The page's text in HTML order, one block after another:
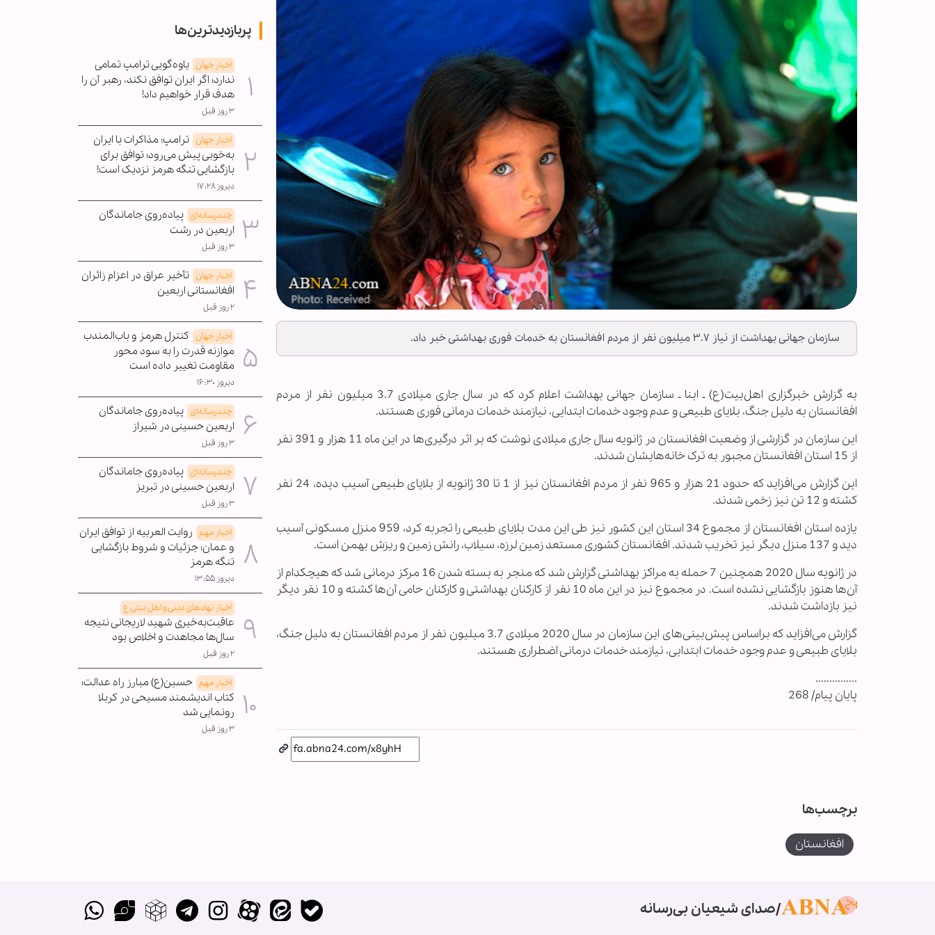
سازمان جهانی بهداشت از نیاز ۳.۷ میلیون نفر از مردم افغانستان به خدمات فوری بهداشتی خبر داد.
به گزارش خبرگزاری اهل‌بیت(ع) ـ ابنا ـ سازمان جهانی بهداشت اعلام کرد که در سال جاری میلادی 3.7 میلیون نفر از مردم
افغانستان به دلیل جنگ، بلایای طبیعی و عدم وجود خدمات ابتدایی، نیازمند خدمات درمانی فوری هستند.
این سازمان در گزارشی از وضعیت افغانستان در ژانویه سال جاری میلادی نوشت که بر اثر درگیری‌ها در این ماه 11 هزار و 391 نفر
از 15 استان افغانستان مجبور به ترک خانه‌هایشان شدند.
این گزارش می‌افزاید که حدود 21 هزار و 965 نفر از مردم افغانستان نیز از 1 تا 30 ژانویه از بلایای طبیعی آسیب دیده، 24 نفر
کشته و 12 تن نیز زخمی شدند.
یازده استان افغانستان از مجموع 34 استان این کشور نیز طی این مدت بلایای طبیعی را تجربه کرد، 959 منزل مسکونی آسیب
دید و 137 منزل دیگر نیز تخریب شدند. افغانستان کشوری مستعد زمین لرزه، سیلاب، رانش زمین و ریزش بهمن است.
در ژانویه سال 2020 همچنین 7 حمله به مراکز بهداشتی گزارش شد که منجر به بسته شدن 16 مرکز درمانی شد که هیچکدام از
آن‌ها هنوز بازگشایی نشده است. در مجموع نیز در این ماه 10 نفر از کارکنان بهداشتی و کارکنان حامی آن‌ها کشته و 10 نفر دیگر
نیز بازداشت شدند.
گزارش می‌افزاید که براساس پیش‌بینی‌های این سازمان در سال 2020 میلادی 3.7 میلیون نفر از مردم افغانستان به دلیل جنگ،
بلایای طبیعی و عدم وجود خدمات ابتدایی، نیازمند خدمات درمانی اضطراری هستند.
...............
پایان پیام/ 268
برچسب‌ها
افغانستان
پربازدیدترین‌ها
اخبار جهان یاوه‌گویی ترامپ تمامی
ندارد؛ اگر ایران توافق نکند، رهبر آن را
هدف قرار خواهیم داد!
۳ روز قبل
اخبار جهان ترامپ: مذاکرات با ایران
به‌خوبی پیش می‌رود؛ توافق برای
بازگشایی تنگه هرمز نزدیک است!
دیروز ۱۷:۲۸
چندرسانه‌ای پیاده‌روی جاماندگان
اربعین در رشت
۳ روز قبل
اخبار جهان تأخیر عراق در اعزام زائران
افغانستانی اربعین
۲ روز قبل
اخبار جهان کنترل هرمز و باب‌المندب
موازنه قدرت را به سود محور
مقاومت تغییر داده است
دیروز ۱۶:۳۰
چندرسانه‌ای پیاده‌روی جاماندگان
اربعین حسینی در شیراز
۳ روز قبل
چندرسانه‌ای پیاده‌روی جاماندگان
اربعین حسینی در تبریز
۳ روز قبل
اخبار مهم روایت العربیه از توافق ایران
و عمان؛ جزئیات و شروط بازگشایی
تنگه هرمز
دیروز ۱۳:۵۵
اخبار نهادهای دینی و اهل بیتی ع
عاقبت‌به‌خیری شهید لاریجانی نتیجه
سال‌ها مجاهدت و اخلاص بود
۲ روز قبل
اخبار مهم حسین(ع) مبارز راه عدالت؛
کتاب اندیشمند مسیحی در کربلا
رونمایی شد
۳ روز قبل
صدای شیعیان بی‌رسانه